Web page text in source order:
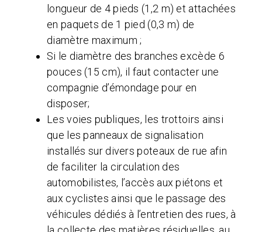
longueur de 4 pieds (1,2 m) et attachées
en paquets de 1 pied (0,3 m) de
diamètre maximum ;
Si le diamètre des branches excède 6
pouces (15 cm), il faut contacter une
compagnie d’émondage pour en
disposer;
Les voies publiques, les trottoirs ainsi
que les panneaux de signalisation
installés sur divers poteaux de rue afin
de faciliter la circulation des
automobilistes, l’accès aux piétons et
aux cyclistes ainsi que le passage des
véhicules dédiés à l’entretien des rues, à